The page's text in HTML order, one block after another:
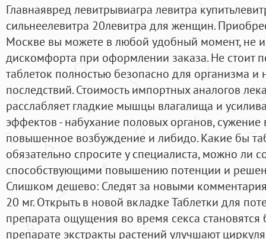
Главнаявред левитрывиагра левитра
сильнеелевитра 20левитра для женщин.
Москве вы можете в любой удобный момент, не
дискомфорта при оформлении заказа. Не стоит
таблеток полностью безопасно для организма и
последствий. Стоимость импортных аналогов
расслабляет гладкие мышцы влагалища и
эффектов - набухание половых органов,
повышенное возбуждение и либидо. Какие бы
обязательно спросите у специалиста, можно ли
способствующими повышению потенции и
Слишком дешево: Следят за новыми
20 мг. Открыть в новой вкладке Таблетки для
препарата ощущения во время секса
препарате экстракты растений улучшают